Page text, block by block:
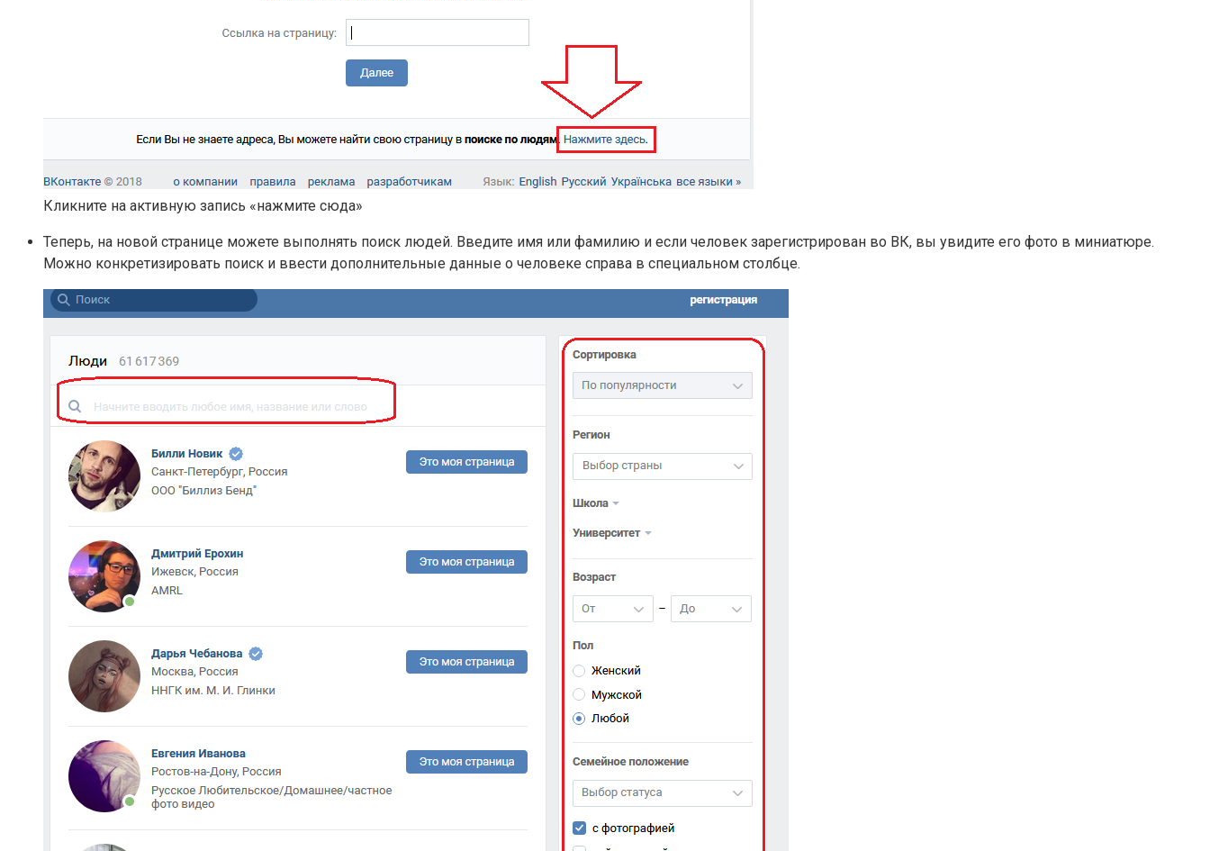
Кликните на активную запись «нажмите сюда»
Теперь, на новой странице можете выполнять поиск людей. Введите имя или фамилию и если человек зарегистрирован во ВК, вы увидите его фото в миниатюре.
Можно конкретизировать поиск и ввести дополнительные данные о человеке справа в специальном столбце.